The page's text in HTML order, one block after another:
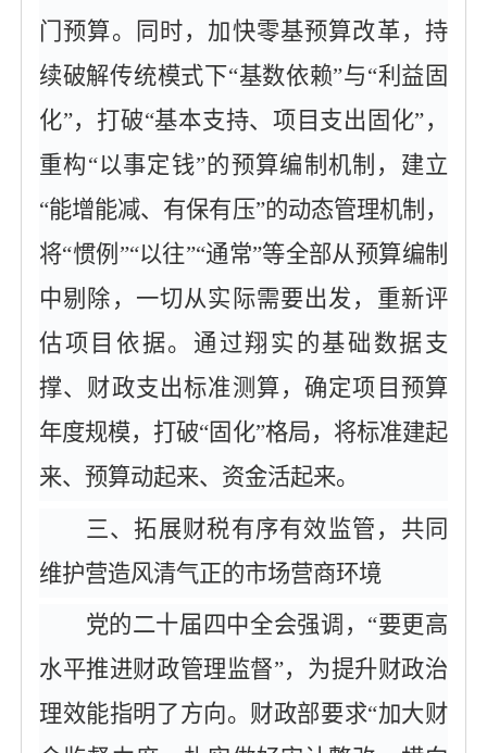
门预算。同时，加快零基预算改革，持
续破解传统模式下“基数依赖”与“利益固
化”，打破“基本支持、项目支出固化”，
重构“以事定钱”的预算编制机制，建立
“能增能减、有保有压”的动态管理机制，
将“惯例”“以往”“通常”等全部从预算编制
中剔除，一切从实际需要出发，重新评
估项目依据。通过翔实的基础数据支
撑、财政支出标准测算，确定项目预算
年度规模，打破“固化”格局，将标准建起
来、预算动起来、资金活起来。
三、拓展财税有序有效监管，共同
维护营造风清气正的市场营商环境
党的二十届四中全会强调， “要更高
水平推进财政管理监督”，为提升财政治
理效能指明了方向。财政部要求“加大财